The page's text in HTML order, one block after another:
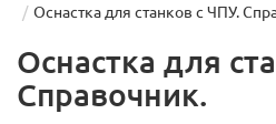
Оснастка для станков с ЧПУ.
Оснастка для
Справочник.